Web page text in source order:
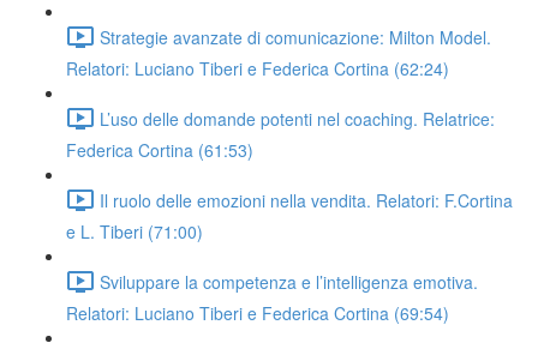
Strategie avanzate di comunicazione: Milton Model.
Relatori: Luciano Tiberi e Federica Cortina (62:24)
L’uso delle domande potenti nel coaching. Relatrice:
Federica Cortina (61:53)
Il ruolo delle emozioni nella vendita. Relatori: F.Cortina
e L. Tiberi (71:00)
Sviluppare la competenza e l’intelligenza emotiva.
Relatori: Luciano Tiberi e Federica Cortina (69:54)